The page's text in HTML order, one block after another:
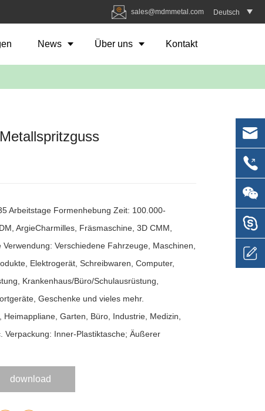
sales@mdmmetal.com Deutsch
News Über uns Kontakt
Arbeitstage Formenhebung Zeit: 100.000-
ArgieCharmilles, Fräsmaschine, 3D CMM,
Verschiedene Fahrzeuge, Maschinen,
Elektrogerät, Schreibwaren, Computer,
Krankenhaus/Büro/Schulausrüstung,
Geschenke und vieles mehr.
Garten, Büro, Industrie, Medizin,
Verpackung: Inner-Plastiktasche; Äußerer
download